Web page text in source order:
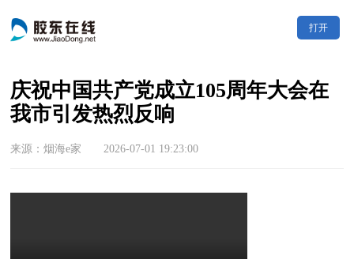
打开
庆祝中国共产党成立105周年大会在
我市引发热烈反响
来源：烟海e家 2026-07-01 19:23:00